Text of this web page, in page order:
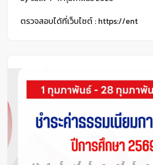
ตรวจสอบได้ที่เว็บไซต์ : https://ent